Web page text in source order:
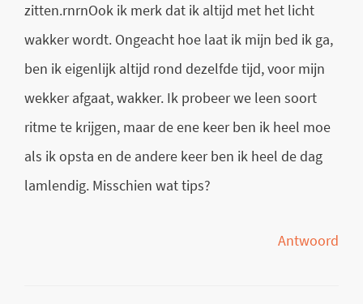
zitten.rnrnOok ik merk dat ik altijd met het licht
wakker wordt. Ongeacht hoe laat ik mijn bed ik ga,
ben ik eigenlijk altijd rond dezelfde tijd, voor mijn
wekker afgaat, wakker. Ik probeer we leen soort
ritme te krijgen, maar de ene keer ben ik heel moe
als ik opsta en de andere keer ben ik heel de dag
lamlendig. Misschien wat tips?
Antwoord